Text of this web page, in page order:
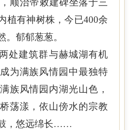
顺治帝敕建碑坐落于三
植有神树株，今已400余
。郁郁葱葱。
处建筑群与赫城湖有机
为满族风情园中最独特
族风情园内湖光山色，
荡漾，依山傍水的宗教
，悠远绵长……